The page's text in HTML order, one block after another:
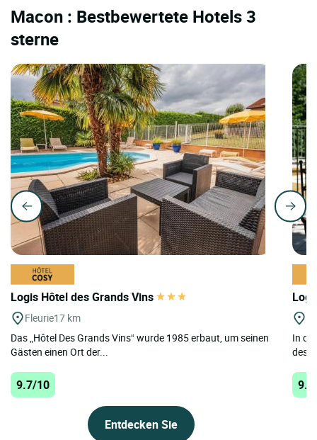
Macon : Bestbewertete Hotels 3
sterne
Logis Hôtel des Grands Vins
Fleurie17 km
Das „Hôtel Des Grands Vins“ wurde 1985 erbaut, um seinen
Gästen einen Ort der...
9.7/10
Entdecken Sie
In
des